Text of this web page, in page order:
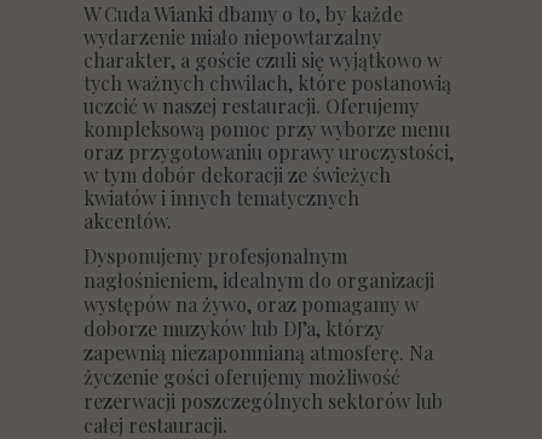
W Cuda Wianki dbamy o to, by każde
wydarzenie miało niepowtarzalny
charakter, a goście czuli się wyjątkowo w
tych ważnych chwilach, które postanowią
uczcić w naszej restauracji. Oferujemy
kompleksową pomoc przy wyborze menu
oraz przygotowaniu oprawy uroczystości,
w tym dobór dekoracji ze świeżych
kwiatów i innych tematycznych
akcentów.
Dysponujemy profesjonalnym
nagłośnieniem, idealnym do organizacji
występów na żywo, oraz pomagamy w
doborze muzyków lub DJ’a, którzy
zapewnią niezapomnianą atmosferę. Na
życzenie gości oferujemy możliwość
rezerwacji poszczególnych sektorów lub
całej restauracji.